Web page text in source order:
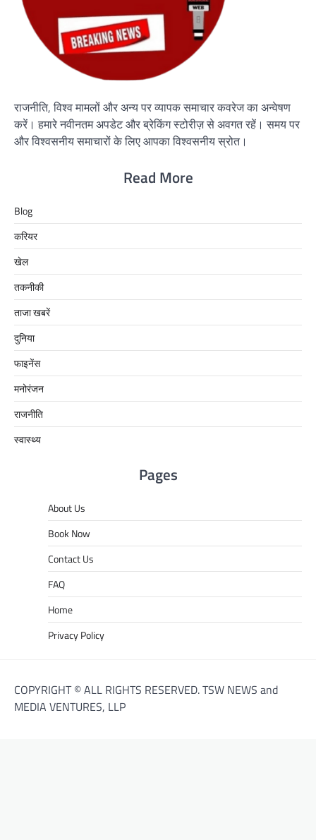
राजनीति, विश्व मामलों और अन्य पर व्यापक समाचार कवरेज का अन्वेषण
करें। हमारे नवीनतम अपडेट और ब्रेकिंग स्टोरीज़ से अवगत रहें। समय पर
और विश्वसनीय समाचारों के लिए आपका विश्वसनीय स्रोत।
Read More
Blog
करियर
खेल
तकनीकी
ताजा खबरें
दुनिया
फाइनेंस
मनोरंजन
राजनीति
स्वास्थ्य
Pages
About Us
Book Now
Contact Us
FAQ
Home
Privacy Policy
COPYRIGHT © ALL RIGHTS RESERVED. TSW NEWS and
MEDIA VENTURES, LLP